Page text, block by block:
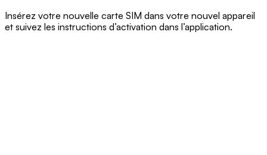
Insérez votre nouvelle carte SIM dans votre nouvel appareil
et suivez les instructions d’activation dans l’application.